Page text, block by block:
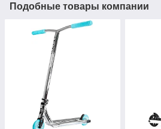
Подобные товары компании